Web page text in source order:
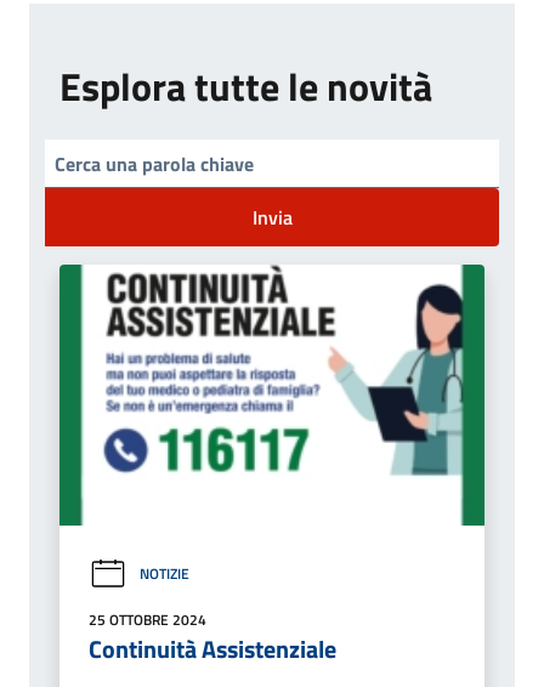
Esplora tutte le novità
Invia
NOTIZIE
25 OTTOBRE 2024
Continuità Assistenziale